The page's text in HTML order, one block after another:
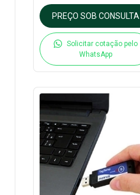
PREÇO SOB CONSULTA
Solicitar cotação pelo
WhatsApp